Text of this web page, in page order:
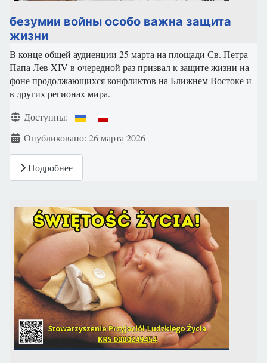
безумии войны особо важна защита
жизни
В конце общей аудиенции 25 марта на площади Св. Петра
Папа Лев XIV в очередной раз призвал к защите жизни на
фоне продолжающихся конфликтов на Ближнем Востоке и
в других регионах мира.
Информация о материале
Доступны:
Опубликовано: 26 марта 2026
Подробнее